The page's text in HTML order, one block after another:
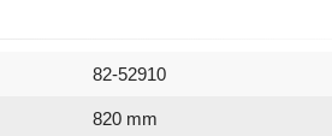
82-52910
820 mm